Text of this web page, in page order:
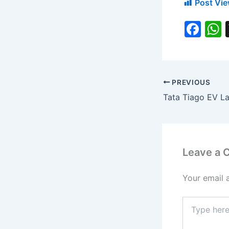
Post
F
e
b
PREVIOUS
Leave a
Your email
here..